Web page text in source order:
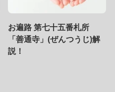
お遍路 第七十五番札所
「善通寺」(ぜんつうじ)解
説！